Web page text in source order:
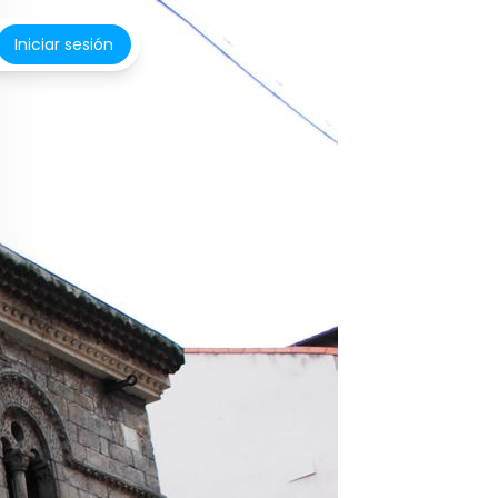
Iniciar sesión